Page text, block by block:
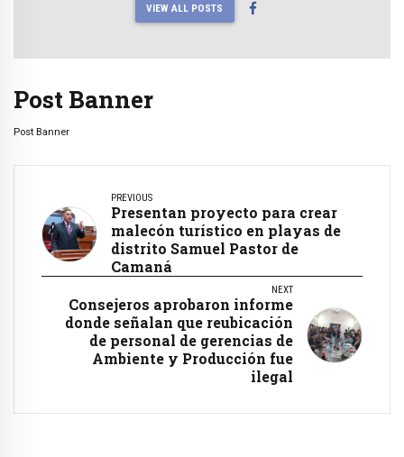
VIEW ALL POSTS
Post Banner
Post Banner
PREVIOUS
Presentan proyecto para crear
malecón turístico en playas de
distrito Samuel Pastor de
Camaná
NEXT
Consejeros aprobaron informe
donde señalan que reubicación
de personal de gerencias de
Ambiente y Producción fue
ilegal